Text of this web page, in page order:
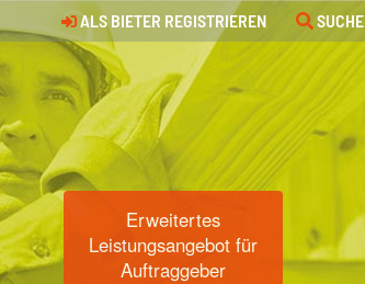
ALS BIETER REGISTRIEREN SUCHE
Erweitertes
Leistungsangebot für
Auftraggeber